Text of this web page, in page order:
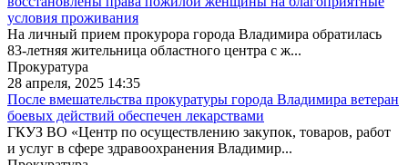
условия проживания
На личный прием прокурора города Владимира обратилась
83-летняя жительница областного центра с ж...
Прокуратура
28 апреля, 2025 14:35
После вмешательства прокуратуры города Владимира ветеран
боевых действий обеспечен лекарствами
ГКУЗ ВО «Центр по осуществлению закупок, товаров, работ
и услуг в сфере здравоохранения Владимир...